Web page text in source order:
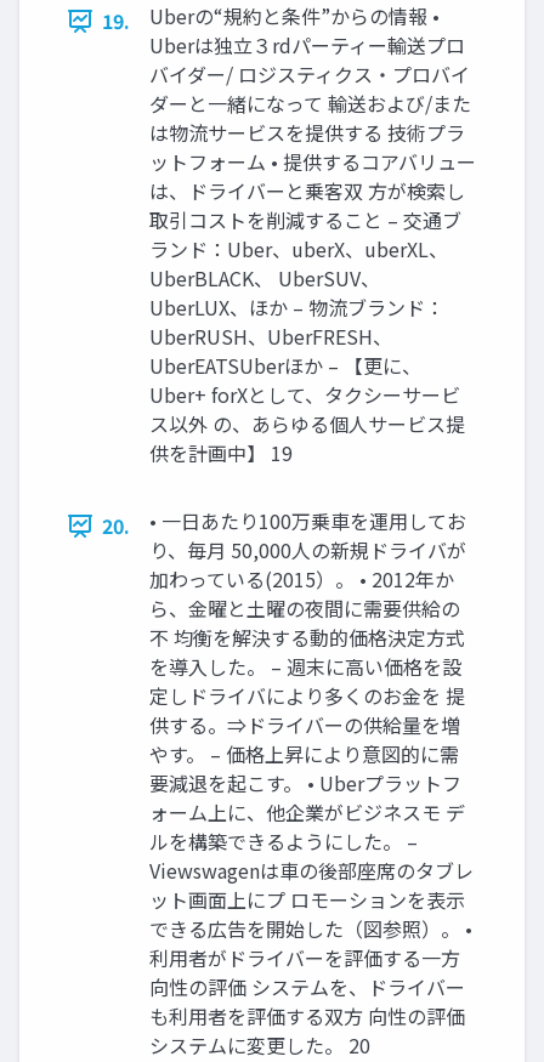
19.
Uberの“規約と条件”からの情報 •
Uberは独立３rdパーティー輸送プロ
バイダー/ ロジスティクス・プロバイ
ダーと一緒になって 輸送および/また
は物流サービスを提供する 技術プラ
ットフォーム • 提供するコアバリュー
は、ドライバーと乗客双 方が検索し
取引コストを削減すること – 交通ブ
ランド：Uber、uberX、uberXL、
UberBLACK、 UberSUV、
UberLUX、ほか – 物流ブランド：
UberRUSH、UberFRESH、
UberEATSUberほか – 【更に、
Uber+ forXとして、タクシーサービ
ス以外 の、あらゆる個人サービス提
供を計画中】 19
20.
• 一日あたり100万乗車を運用してお
り、毎月 50,000人の新規ドライバが
加わっている(2015）。 • 2012年か
ら、金曜と土曜の夜間に需要供給の
不 均衡を解決する動的価格決定方式
を導入した。 – 週末に高い価格を設
定しドライバにより多くのお金を 提
供する。⇒ドライバーの供給量を増
やす。 – 価格上昇により意図的に需
要減退を起こす。 • Uberプラットフ
ォーム上に、他企業がビジネスモ デ
ルを構築できるようにした。 –
Viewswagenは車の後部座席のタブレ
ット画面上にプ ロモーションを表示
できる広告を開始した（図参照）。 •
利用者がドライバーを評価する一方
向性の評価 システムを、ドライバー
も利用者を評価する双方 向性の評価
システムに変更した。 20